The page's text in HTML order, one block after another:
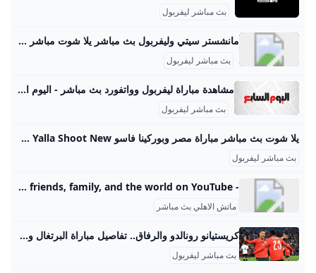
بث مباشر ليفربول
مانشستر سيتي وليفربول بث مباشر يلا شوت مباشر مشاهدة مباراة مانشستر سيتي وليفربول بث مباشر اليوم 23-2-2025 قمة إستاد الإتحاد بين السماوي والريدز منذ 7 أشهر مباشر مشاهدة مباراة مانشستر سيتي وليفربول بث مباشر اليوم 1-12-2024 قمة الدوري الإنجليزي في جولته الثالثة عشر منذ 9 أشهر مباشر مشاهدة مباراة مانشستر سيتي وليفربول بث مباشر اليوم 25-11-2023 موقعة إستاد الاتحاد منذ سنتين مباشر مشاهدة مباراة مانشستر سيتي وليفربول بث مباشر اليوم 1-4-2023 موقعة إستاد الاتحاد منذ سنتين
بث مباشر ليفربول
مشاهدة مباراة ليفربول وواتفورد بث مباشر - اليوم السابع مشاهدة مباراة ليفربول ضد واتفورد بث مباشر اليوم في الدوري الإنجليزي عبر سوبر كورة السبت، 14 ديسمبر 2019 01:30 م يواجه ليفربول فى الثانية والنصف ظهر اليوم السبت، نظيره واتفورد على ملعب الأنفيلد معقل الريدز، ضمن مواجهات الأسبوع السابع عشر من عمر مسابقة الدوري الإنجليزي الممتاز “بريمرليج”. مشاهدة مباراة ليفربول ضد واتفورد بث مباشر في الدوري الإنجليزي عبر سوبر كورة السبت، 14 ديسمبر 2019 12:18 م يلتقى فريق ليفربول، المحترف ضمن صفوفه النجم المصرى محمد صلاح، بنظيره واتفورد فى تمام الثانية والنصف عصر اليوم السبت بملعب الأنفيلد معقل الريدز.
بث مباشر ليفربول
يلا شوت بث مباشر مباراة مصر وبوركينا فاسو Yalla Shoot New مشاهدة مباراة مصر اليوم أهم مباريات اليوم يترقب عشاق الكرة المصرية المواجهة المرتقبة بين منتخب مصر ونظيره البوركيني ضمن الجولة الثامنة من التصفيات الإفريقية المؤهلة إلى كأس العالم 2026. ورغم أن المباراة تحمل طابعًا مصيريًا، فإن الفراعنة يدخلون اللقاء وهم يمتلكون مجموعة من الأسلحة القوية التي تجعلهم الأقرب لحسم بطاقة التأهل مبكرًا. الثلاثاء 09/سبتمبر/2025 - 05:23 م 9/9/2025 5:23:26 PM يلا شوت بث مباشر مباراة مصر Yalla Shoot New يترقب عشاق الكرة المصرية المواجهة المرتقبة بين منتخب مصر ونظيره البوركيني ضمن الجولة الثامنة من التصفيات الإفريقية المؤهلة إلى كأس العالم 2026.
بث مباشر ليفربول
- YouTube Enjoy the videos and music you love, upload original content, and share it all with friends, family, and the world on YouTube.
ماتش الاهلي بث مباشر
كريستيانو رونالدو والرفاق.. تفاصيل مباراة البرتغال والمجر في تصفيات كأس العالم 2026 الصباح العربي واصل منتخب البرتغال طريقه في التصفيات الأوروبية المؤهلة إلى كأس العالم 2026 التي تستضيفها الولايات المتحدة وكندا والمكسيك بمشاركة 48 منتخب ا بعدما افتتح مشوا الرياضة كيفية مشاهدة مباراة السعودية واليمن في نهائي كأس… شاهد رد فعل محمد صلاح على إصابة عمر… موعد مباراة السعودية واليمن في نهائي كأس الخليج… كيفية مشاهدة مباراة السعودية واليمن في نهائي كأس… شاهد رد فعل محمد صلاح على إصابة عمر… موعد مباراة السعودية واليمن في نهائي كأس الخليج…
بث مباشر ليفربول